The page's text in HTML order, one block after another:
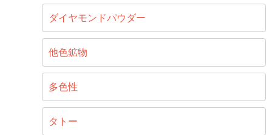
ダイヤモンドパウダー
他色鉱物
多色性
タトー